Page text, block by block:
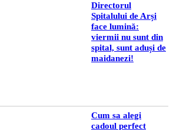
Directorul
Spitalului de Arși
face lumină:
viermii nu sunt din
spital, sunt aduși de
maidanezi!
Cum sa alegi
cadoul perfect